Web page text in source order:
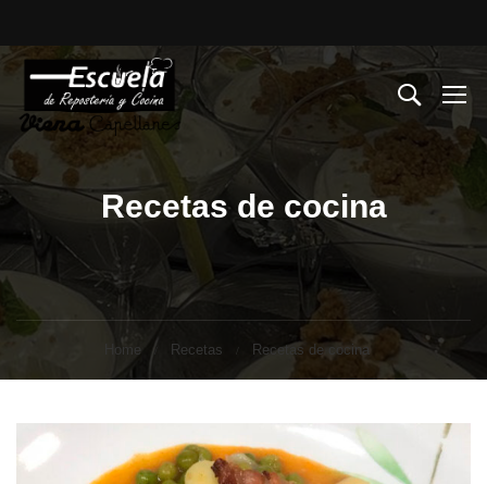
Recetas de cocina
Home Recetas Recetas de cocina